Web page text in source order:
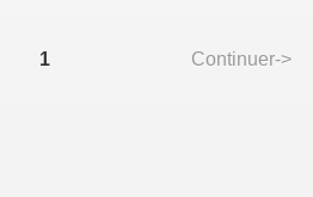
1 Continuer->